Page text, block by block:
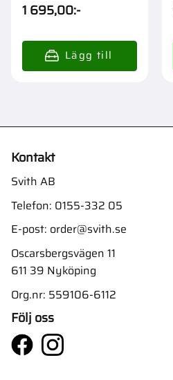
1 695,00:-
Kontakt
Svith AB
Telefon: 0155-332 05
E-post: order@svith.se
Oscarsbergsvägen 11
611 39 Nyköping
Org.nr: 559106-6112
Följ oss